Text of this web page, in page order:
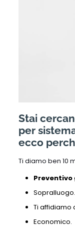
Stai
per
ecco
Ti diamo ben 10
Sopralluogo.
Ti affidiamo
Economico.